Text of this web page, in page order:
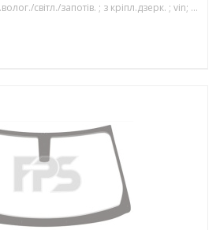
Примітка: зел.; кріп.датч.волог./світл./запотів. ; з кріпл.дзерк. ; vin; з молд.; камера; 1598*942; 01/15-